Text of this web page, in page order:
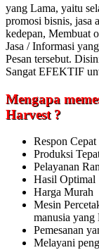
yang Lama, yaitu
promosi bisnis, jasa
kedepan, Membuat
Jasa / Informasi
Pesan tersebut.
Sangat EFEKTIF
Mengapa
Harvest ?
Respon Cepat
Produksi
Pelayanan
Hasil Optimal
Harga Murah
Mesin
manusia yang
Pemesanan
Melayani